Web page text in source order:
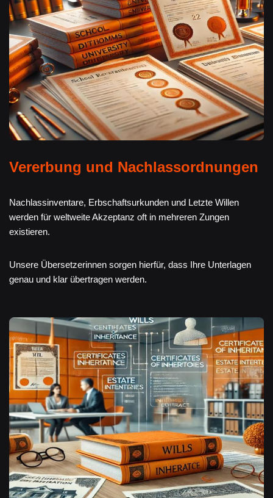
Vererbung und Nachlassordnungen
Nachlassinventare, Erbschaftsurkunden und Letzte Willen
werden für weltweite Akzeptanz oft in mehreren Zungen
existieren.
Unsere Übersetzerinnen sorgen hierfür, dass Ihre Unterlagen
genau und klar übertragen werden.